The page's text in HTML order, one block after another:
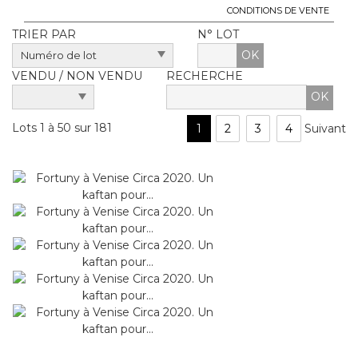
CONDITIONS DE VENTE
TRIER PAR
N° LOT
OK
VENDU / NON VENDU
RECHERCHE
Lots 1 à 50 sur 181 1 2 3 4 Suivant